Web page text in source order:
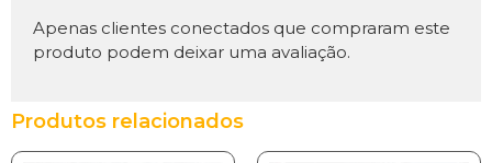
Apenas clientes conectados que compraram este
produto podem deixar uma avaliação.
Produtos relacionados